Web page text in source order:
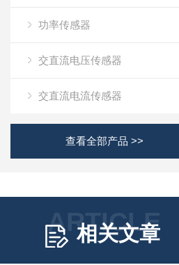
功率传感器
交直流电压传感器
交直流电流传感器
查看全部产品 >>
ARTICLE
相关文章